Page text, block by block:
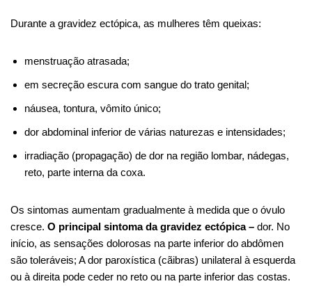
Durante a gravidez ectópica, as mulheres têm queixas:
menstruação atrasada;
em secreção escura com sangue do trato genital;
náusea, tontura, vômito único;
dor abdominal inferior de várias naturezas e intensidades;
irradiação (propagação) de dor na região lombar, nádegas,
reto, parte interna da coxa.
Os sintomas aumentam gradualmente à medida que o óvulo
cresce. O principal sintoma da gravidez ectópica – dor. No
início, as sensações dolorosas na parte inferior do abdômen
são toleráveis; A dor paroxística (cãibras) unilateral à esquerda
ou à direita pode ceder no reto ou na parte inferior das costas.